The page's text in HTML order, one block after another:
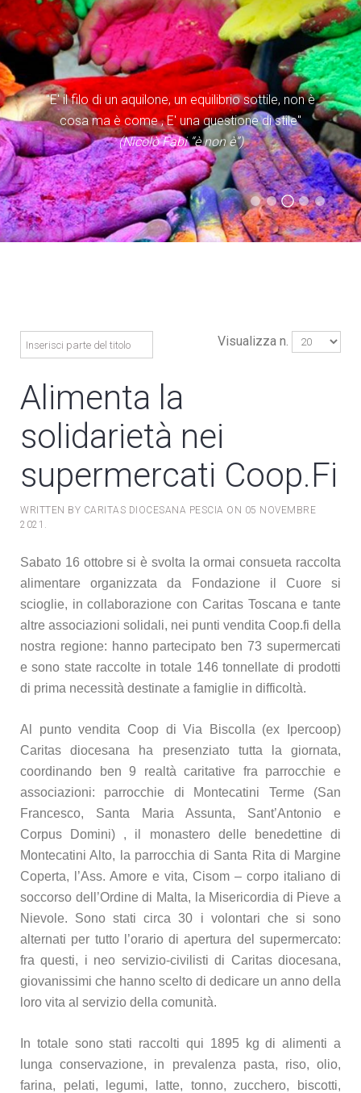
(Don Tonino Bello)
(Evangelii Gaudium)
"E' il filo di un aquilone, un equilibrio sottile, non è
cosa ma è come , E' una questione di stile"
(Nicolò Fabi “è non è”)
Il Cristianesimo è la religione dei nomi propri, non
delle essenze. Dei volti concreti, non degli
ectoplasmi. Del prossimo in carne ed ossa con cui
confrontarsi, e non delle astrazioni volontaristiche
con cui crogiolarsi." (Don Tonino Bello)
(Statuto Caritas Italiana)
Visualizza n.
Alimenta la
solidarietà nei
supermercati Coop.Fi
WRITTEN BY CARITAS DIOCESANA PESCIA ON 05 NOVEMBRE
2021 .
Sabato 16 ottobre si è svolta la ormai consueta raccolta
alimentare organizzata da Fondazione il Cuore si
scioglie, in collaborazione con Caritas Toscana e tante
altre associazioni solidali, nei punti vendita Coop.fi della
nostra regione: hanno partecipato ben 73 supermercati
e sono state raccolte in totale 146 tonnellate di prodotti
di prima necessità destinate a famiglie in difficoltà.
Al punto vendita Coop di Via Biscolla (ex Ipercoop)
Caritas diocesana ha presenziato tutta la giornata,
coordinando ben 9 realtà caritative fra parrocchie e
associazioni: parrocchie di Montecatini Terme (San
Francesco, Santa Maria Assunta, Sant’Antonio e
Corpus Domini) , il monastero delle benedettine di
Montecatini Alto, la parrocchia di Santa Rita di Margine
Coperta, l’Ass. Amore e vita, Cisom – corpo italiano di
soccorso dell’Ordine di Malta, la Misericordia di Pieve a
Nievole. Sono stati circa 30 i volontari che si sono
alternati per tutto l’orario di apertura del supermercato:
fra questi, i neo servizio-civilisti di Caritas diocesana,
giovanissimi che hanno scelto di dedicare un anno della
loro vita al servizio della comunità.
In totale sono stati raccolti qui 1895 kg di alimenti a
lunga conservazione, in prevalenza pasta, riso, olio,
farina, pelati, legumi, latte, tonno, zucchero, biscotti,